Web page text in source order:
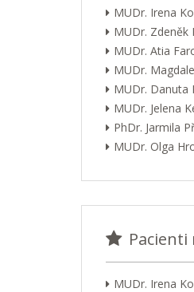
MUDr. Irena
MUDr. Zdeněk
MUDr. Atia
MUDr.
MUDr. Danuta
MUDr. Jelena
PhDr. Jarmila
MUDr. Olga
MUDr. Irena